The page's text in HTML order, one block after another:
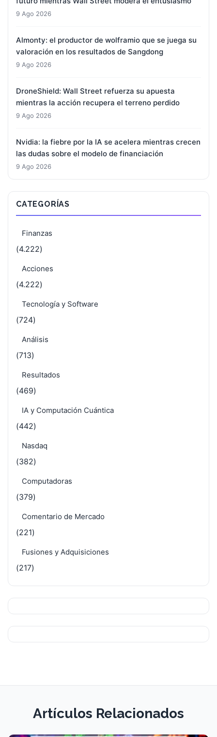
9 Ago 2026
Almonty: el productor de wolframio que se juega su
valoración en los resultados de Sangdong
9 Ago 2026
DroneShield: Wall Street refuerza su apuesta
mientras la acción recupera el terreno perdido
9 Ago 2026
Nvidia: la fiebre por la IA se acelera mientras crecen
las dudas sobre el modelo de financiación
9 Ago 2026
CATEGORÍAS
Finanzas
(4.222)
Acciones
(4.222)
Tecnología y Software
(724)
Análisis
(713)
Resultados
(469)
IA y Computación Cuántica
(442)
Nasdaq
(382)
Computadoras
(379)
Comentario de Mercado
(221)
Fusiones y Adquisiciones
(217)
Artículos Relacionados